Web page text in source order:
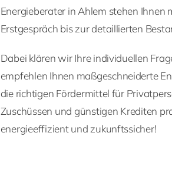
Energieberater in Ahlem stehen Ihnen
Erstgespräch bis zur detaillierten
Dabei klären wir Ihre individuellen
empfehlen Ihnen maßgeschneiderte
die richtigen Fördermittel für
Zuschüssen und günstigen Krediten
energieeffizient und zukunftssicher!